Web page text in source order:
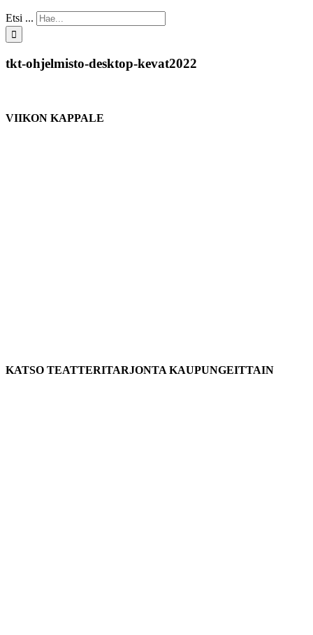
Etsi ...
tkt-ohjelmisto-desktop-kevat2022
VIIKON KAPPALE
KATSO TEATTERITARJONTA KAUPUNGEITTAIN